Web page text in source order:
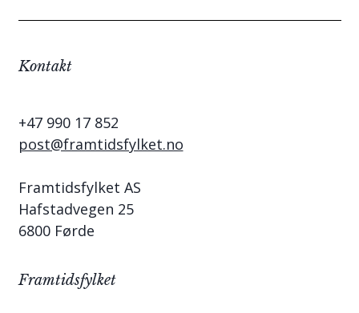
Kontakt
+47 990 17 852
post@framtidsfylket.no
Framtidsfylket AS
Hafstadvegen 25
6800 Førde
Framtidsfylket